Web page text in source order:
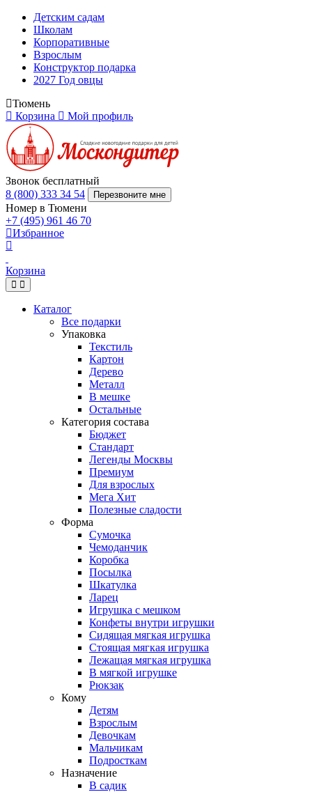
Детским садам
Школам
Корпоративные
Взрослым
Конструктор подарка
2027 Год овцы
Тюмень
Корзина
Мой профиль
Звонок бесплатный
8 (800) 333 34 54
Перезвоните мне
Номер в Тюмени
+7 (495) 961 46 70
Избранное
Корзина
Каталог
Все подарки
Упаковка
Текстиль
Картон
Дерево
Металл
В мешке
Остальные
Категория состава
Бюджет
Стандарт
Легенды Москвы
Премиум
Для взрослых
Мега Хит
Полезные сладости
Форма
Сумочка
Чемоданчик
Коробка
Посылка
Шкатулка
Ларец
Игрушка с мешком
Конфеты внутри игрушки
Сидящая мягкая игрушка
Стоящая мягкая игрушка
Лежащая мягкая игрушка
В мягкой игрушке
Рюкзак
Кому
Детям
Взрослым
Девочкам
Мальчикам
Подросткам
Назначение
В садик